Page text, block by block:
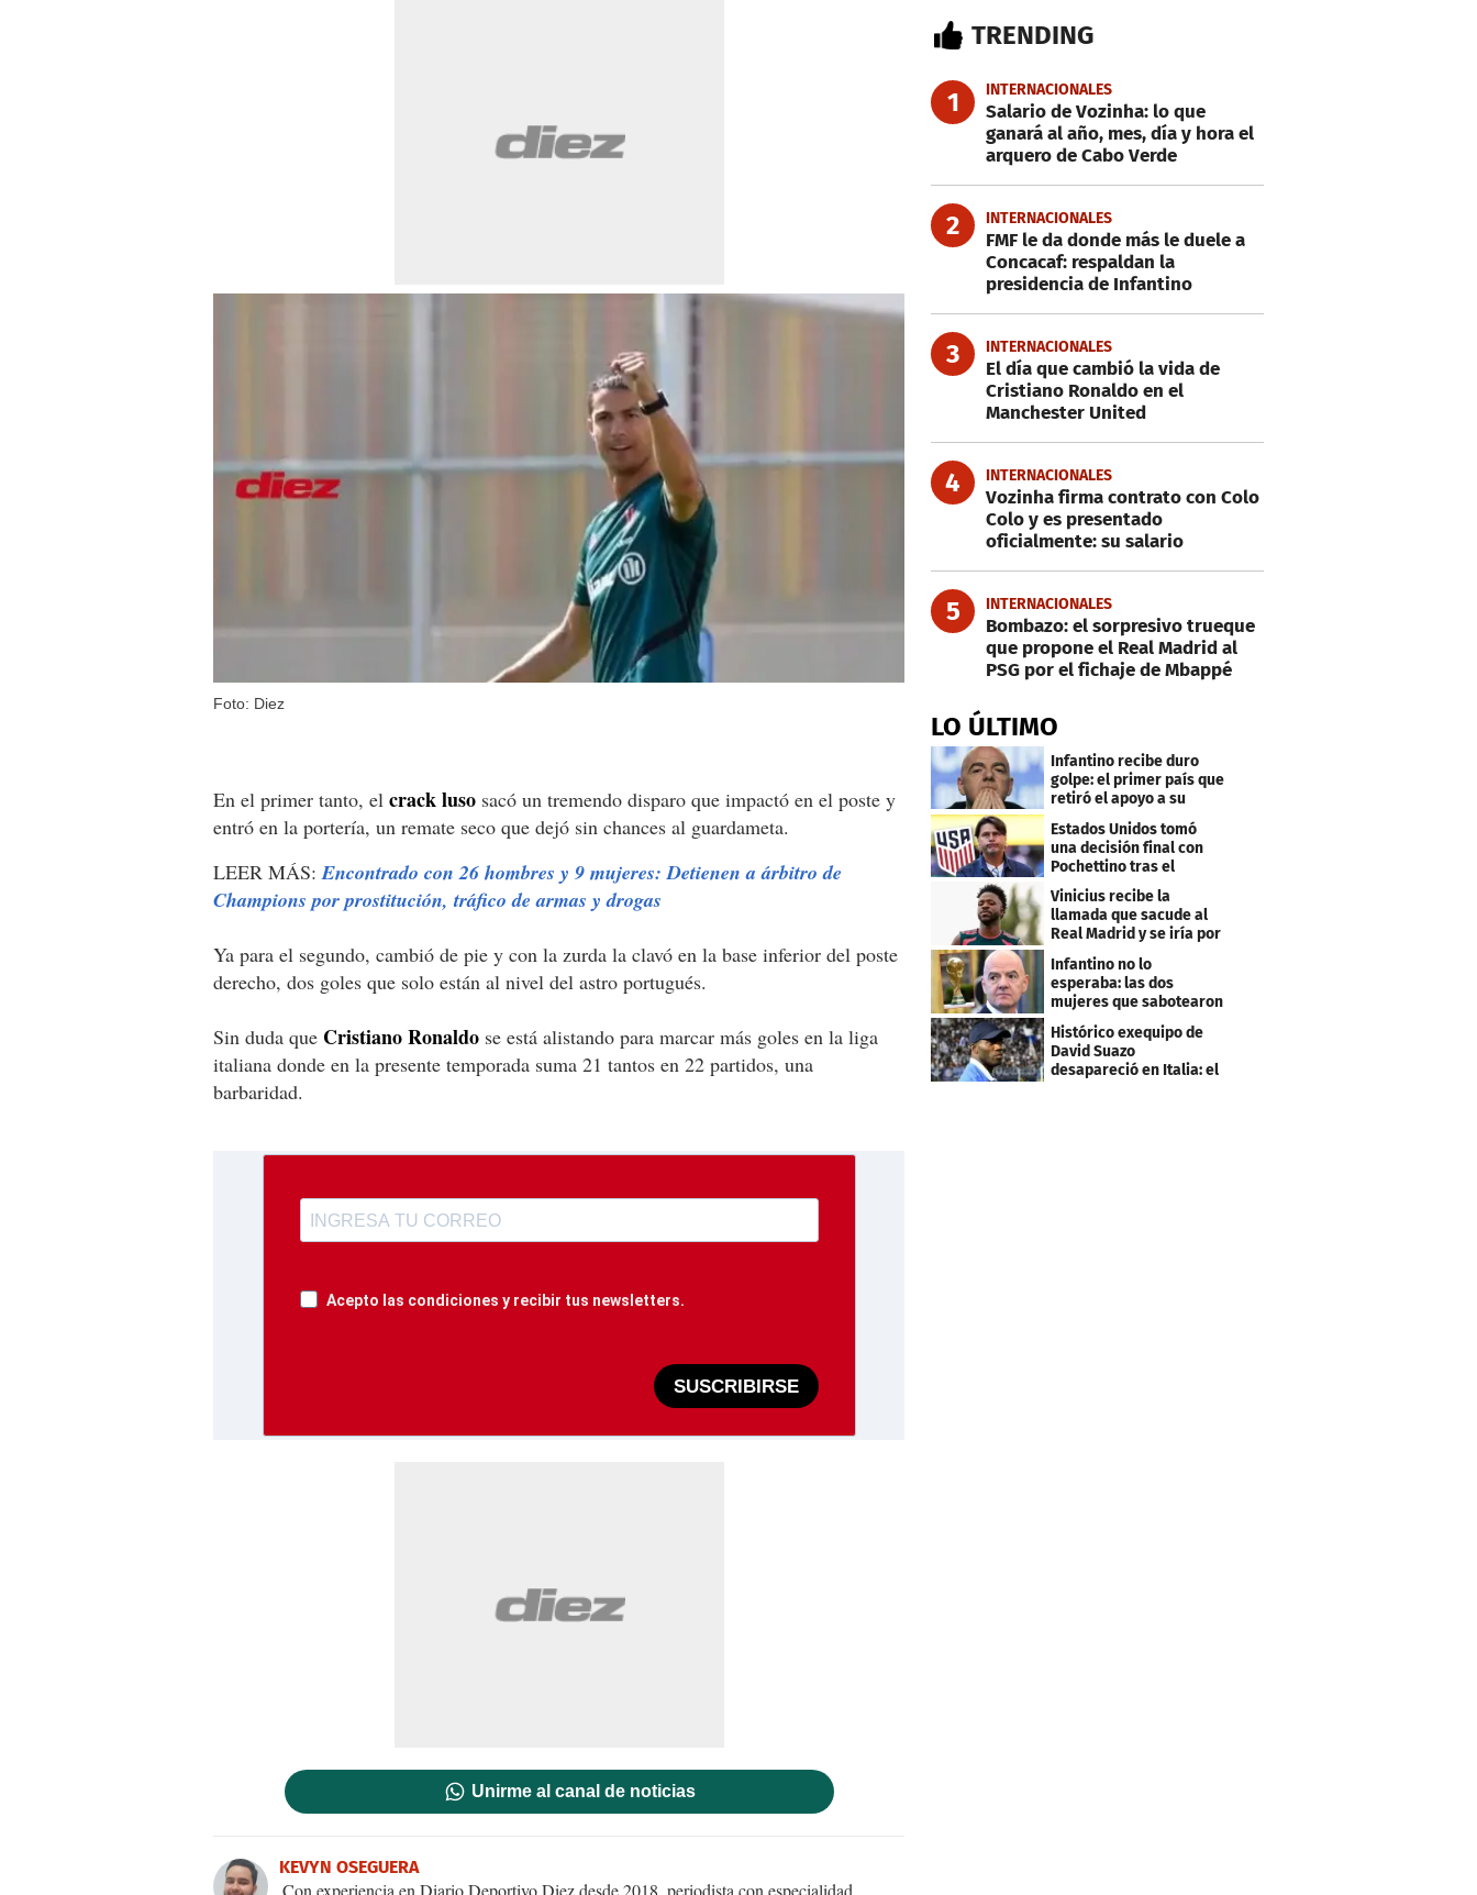
Foto: Diez
En el primer tanto, el crack luso sacó un tremendo disparo que impactó en el poste y
entró en la portería, un remate seco que dejó sin chances al guardameta.
LEER MÁS: Encontrado con 26 hombres y 9 mujeres: Detienen a árbitro de
Champions por prostitución, tráfico de armas y drogas
Ya para el segundo, cambió de pie y con la zurda la clavó en la base inferior del poste
derecho, dos goles que solo están al nivel del astro portugués.
Sin duda que Cristiano Ronaldo se está alistando para marcar más goles en la liga
italiana donde en la presente temporada suma 21 tantos en 22 partidos, una
barbaridad.
Acepto las condiciones y recibir tus newsletters.
SUSCRIBIRSE
Unirme al canal de noticias
KEVYN OSEGUERA
Con experiencia en Diario Deportivo Diez desde 2018, periodista con especialidad
TRENDING
1 INTERNACIONALES
Salario de Vozinha: lo que
ganará al año, mes, día y hora el
arquero de Cabo Verde
2 INTERNACIONALES
FMF le da donde más le duele a
Concacaf: respaldan la
presidencia de Infantino
3 INTERNACIONALES
El día que cambió la vida de
Cristiano Ronaldo en el
Manchester United
4 INTERNACIONALES
Vozinha firma contrato con Colo
Colo y es presentado
oficialmente: su salario
5 INTERNACIONALES
Bombazo: el sorpresivo trueque
que propone el Real Madrid al
PSG por el fichaje de Mbappé
LO ÚLTIMO
Infantino recibe duro
golpe: el primer país que
retiró el apoyo a su
Estados Unidos tomó
una decisión final con
Pochettino tras el
Mundial
Vinicius recibe la
llamada que sacude al
Real Madrid y se iría por
este salario
Infantino no lo
esperaba: las dos
mujeres que sabotearon
sus planes con el
Mundial
Histórico exequipo de
David Suazo
desapareció en Italia: el